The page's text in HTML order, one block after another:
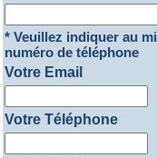
* Veuillez indiquer au
numéro de téléphone
Votre Email
Votre Téléphone